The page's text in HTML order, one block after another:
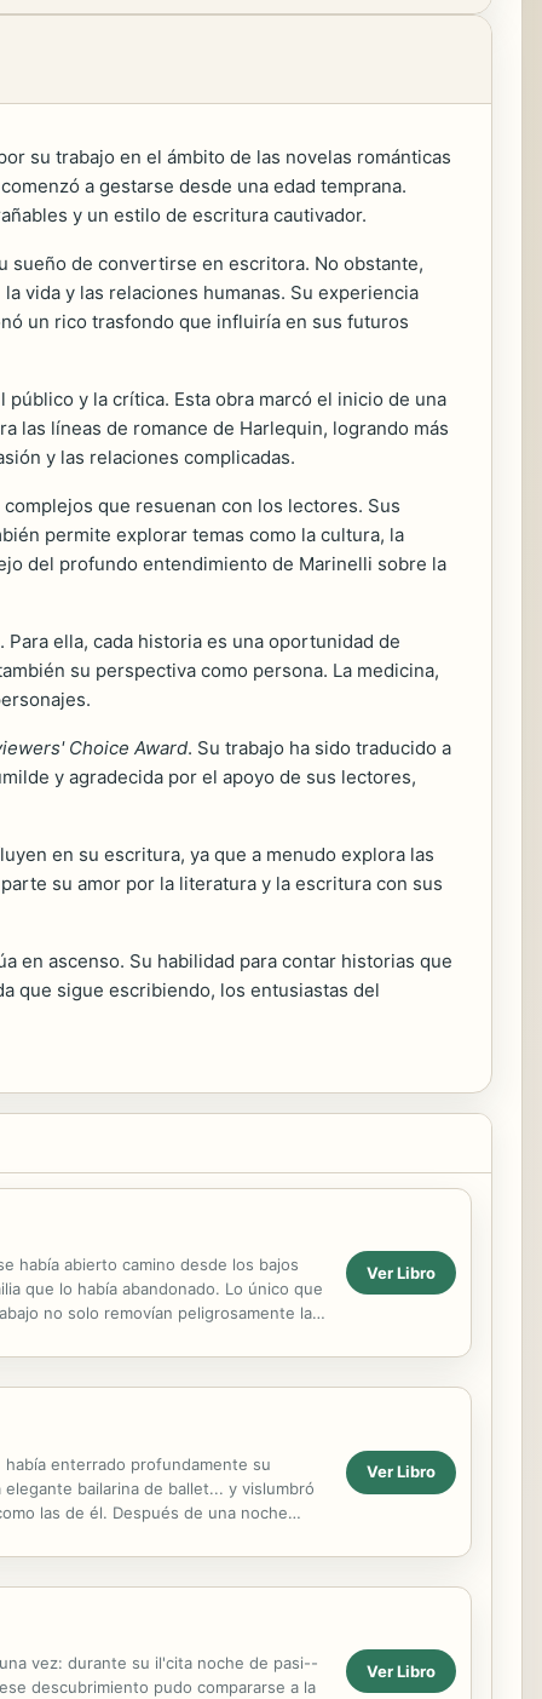
su trabajo en el ámbito de las novelas románticas
a gestarse desde una edad temprana.
y un estilo de escritura cautivador.
sueño de convertirse en escritora. No obstante,
vida y las relaciones humanas. Su experiencia
un rico trasfondo que influiría en sus futuros
y la crítica. Esta obra marcó el inicio de una
las líneas de romance de Harlequin, logrando más
y las relaciones complicadas.
que resuenan con los lectores. Sus
permite explorar temas como la cultura, la
del profundo entendimiento de Marinelli sobre la
ella, cada historia es una oportunidad de
su perspectiva como persona. La medicina,
Choice Award. Su trabajo ha sido traducido a
y agradecida por el apoyo de sus lectores,
en su escritura, ya que a menudo explora las
su amor por la literatura y la escritura con sus
en ascenso. Su habilidad para contar historias que
que sigue escribiendo, los entusiastas del
había abierto camino desde los bajos
que lo había abandonado. Lo único que
no solo removían peligrosamente la
Ver Libro
había enterrado profundamente su
bailarina de ballet... y vislumbró
las de él. Después de una noche
Ver Libro
vez: durante su il'cita noche de pasi--
descubrimiento pudo compararse a la
Ver Libro